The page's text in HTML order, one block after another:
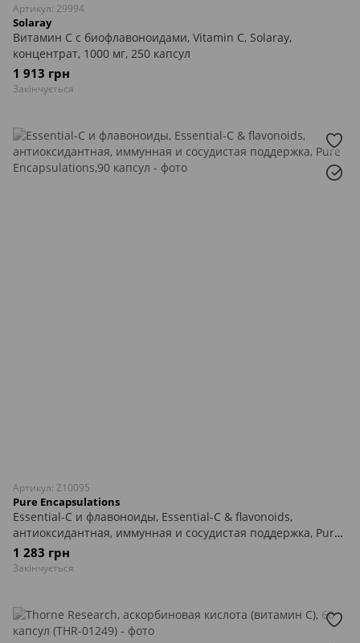
Артикул: 29994
Solaray
Витамин С с биофлавоноидами, Vitamin C, Solaray,
концентрат, 1000 мг, 250 капсул
1 913 грн
Закінчується
Артикул: Z10095
Pure Encapsulations
Essential-C и флавоноиды, Essential-C & flavonoids,
антиоксидантная, иммунная и сосудистая поддержка, Pure
Encapsulations,90 капсул
1 283 грн
Закінчується